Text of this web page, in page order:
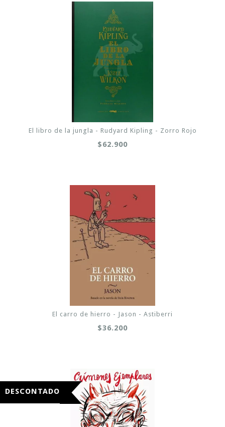
El libro de la jungla - Rudyard Kipling - Zorro Rojo
$62.900
El carro de hierro - Jason - Astiberri
$36.200
DESCONTADO